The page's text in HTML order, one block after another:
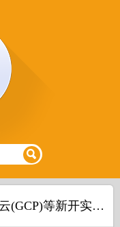
甲骨文云(Oracle Cloud)、谷歌云(GCP)等新开实例(VM\VPS)配置SSH+密码登录